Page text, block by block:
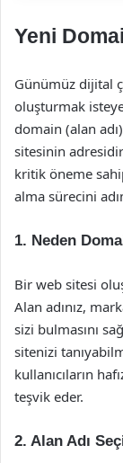
Yeni
Günümüz dijital
oluşturmak
domain (alan
sitesinin
kritik öneme
alma sürecini
1. Neden
Bir web sitesi
Alan adınız,
sizi bulmasını
sitenizi
kullanıcıların
teşvik eder.
2. Alan Adı